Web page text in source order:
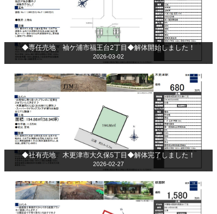
◆専任売地 袖ケ浦市福王台2丁目◆解体開始しました！
2026-03-02
◆社有売地 木更津市大久保5丁目◆解体完了しました！
2026-02-27